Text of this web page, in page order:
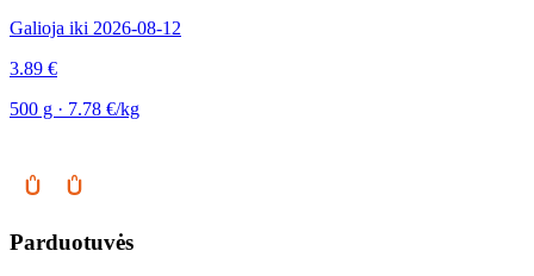
Galioja iki 2026-08-12
3.89 €
500 g · 7.78 €/kg
Parduotuvės